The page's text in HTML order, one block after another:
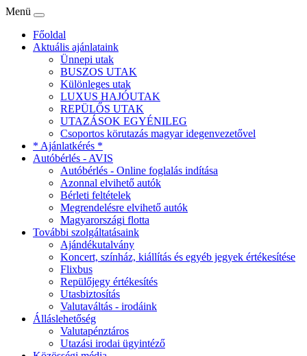
Menü
Főoldal
Aktuális ajánlataink
Ünnepi utak
BUSZOS UTAK
Különleges utak
LUXUS HAJÓUTAK
REPÜLŐS UTAK
UTAZÁSOK EGYÉNILEG
Csoportos körutazás magyar idegenvezetővel
* Ajánlatkérés *
Autóbérlés - AVIS
Autóbérlés - Online foglalás indítása
Azonnal elvihető autók
Bérleti feltételek
Megrendelésre elvihető autók
Magyarországi flotta
További szolgáltatásaink
Ajándékutalvány
Koncert, színház, kiállítás és egyéb jegyek értékesítése
Flixbus
Repülőjegy értékesítés
Utasbiztosítás
Valutaváltás - irodáink
Álláslehetőség
Valutapénztáros
Utazási irodai ügyintéző